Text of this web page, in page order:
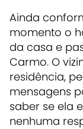
Ainda
momento o
da casa e
Carmo. O
residência,
mensagens
saber se ela
nenhuma